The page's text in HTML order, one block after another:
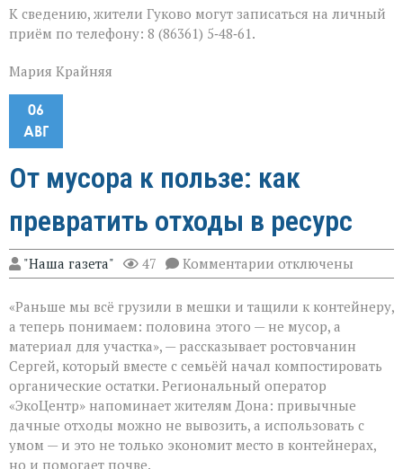
К сведению, жители Гуково могут записаться на личный
приём по телефону: 8 (86361) 5‑48‑61.
Мария Крайняя
06
АВГ
От мусора к пользе: как
превратить отходы в ресурс
"Наша газета" 47 Комментарии к
записи
мусора
к
пользе:
как
превратить
отходы
в
ресурс
отключены
«Раньше мы всё грузили в мешки и тащили к контейнеру,
а теперь понимаем: половина этого — не мусор, а
материал для участка», — рассказывает ростовчанин
Сергей, который вместе с семьёй начал компостировать
органические остатки. Региональный оператор
«ЭкоЦентр» напоминает жителям Дона: привычные
дачные отходы можно не вывозить, а использовать с
умом — и это не только экономит место в контейнерах,
но и помогает почве.